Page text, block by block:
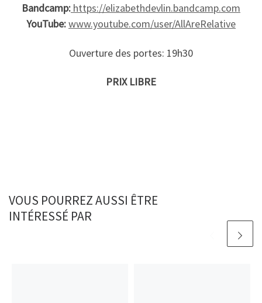
Bandcamp: https://elizabethdevlin.bandcamp.com
YouTube:www.youtube.com/user/AllAreRelative
Ouverture des portes: 19h30
PRIX LIBRE
VOUS POURREZ AUSSI ÊTRE
INTÉRESSÉ PAR